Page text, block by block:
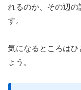
れるのか、その辺
す。
気になるところは
ょう。